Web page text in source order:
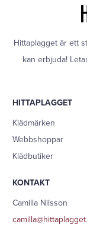
Hittaplagget är ett
kan erbjuda!
HITTAPLAGGET
Klädmärken
Webbshoppar
Klädbutiker
KONTAKT
Camilla Nilsson